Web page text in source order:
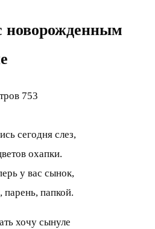
новорожденным
753
сегодня слез,
охапки.
у вас сынок,
парень, папкой.
хочу сынуле